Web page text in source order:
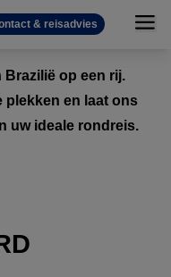
& reisadvies
op een rij.
plekken en laat ons
uw ideale rondreis.